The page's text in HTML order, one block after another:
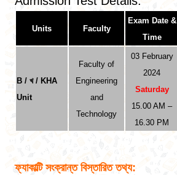
Units Faculty
Exam Date &
Time
B / খ / KHA
Unit
Faculty of
Engineering
and
Technology
03 February
2024
Saturday
15.00 AM –
16.30 PM
ফ্যাকাল্টি সংক্রান্ত বিস্তারিত তথ্য: